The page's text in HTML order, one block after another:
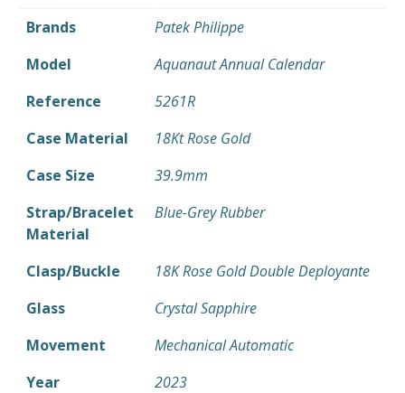
Brands
Patek Philippe
Model
Aquanaut Annual Calendar
Reference
5261R
Case Material
18Kt Rose Gold
Case Size
39.9mm
Strap/Bracelet
Material
Blue-Grey Rubber
Clasp/Buckle
18K Rose Gold Double Deployante
Glass
Crystal Sapphire
Movement
Mechanical Automatic
Year
2023